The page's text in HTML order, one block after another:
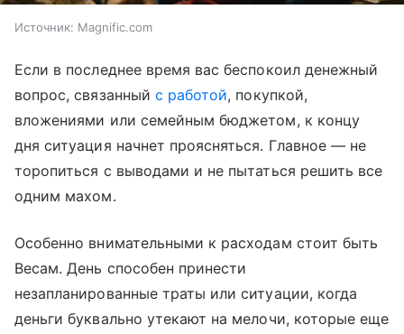
Источник: Magnific.com
Если в последнее время вас беспокоил денежный
вопрос, связанный с работой, покупкой,
вложениями или семейным бюджетом, к концу
дня ситуация начнет проясняться. Главное — не
торопиться с выводами и не пытаться решить все
одним махом.
Особенно внимательными к расходам стоит быть
Весам. День способен принести
незапланированные траты или ситуации, когда
деньги буквально утекают на мелочи, которые еще